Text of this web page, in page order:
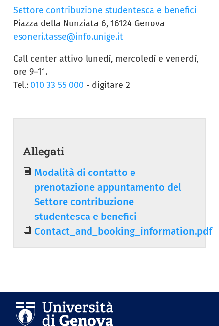
Settore contribuzione studentesca e benefici
Piazza della Nunziata 6, 16124 Genova
esoneri.tasse@info.unige.it
Call center attivo lunedì, mercoledì e venerdì,
ore 9–11.
Tel.: 010 33 55 000 - digitare 2
Allegati
Document
Modalità di contatto e
prenotazione appuntamento del
Settore contribuzione
studentesca e benefici
Document
Contact_and_booking_information.pdf